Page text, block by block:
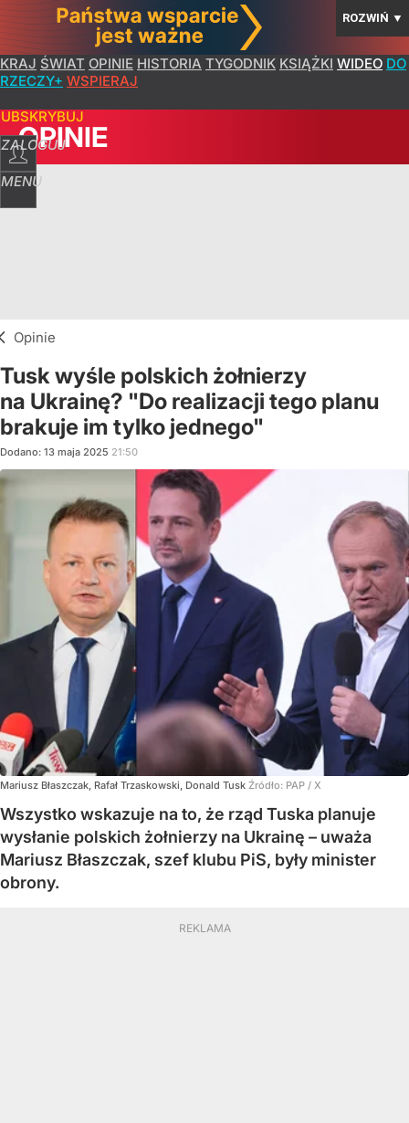
ROZWIŃ ▼
KRAJ ŚWIAT OPINIE HISTORIA TYGODNIK KSIĄŻKI WIDEO DO
RZECZY+ WSPIERAJ
ZALOGUJ
MENU
OPINIE
Opinie
Tusk wyśle polskich żołnierzy
na Ukrainę? "Do realizacji tego planu
brakuje im tylko jednego"
Dodano: 13 maja 2025 21:50
Mariusz Błaszczak, Rafał Trzaskowski, Donald Tusk Źródło: PAP / X
Wszystko wskazuje na to, że rząd Tuska planuje
wysłanie polskich żołnierzy na Ukrainę – uważa
Mariusz Błaszczak, szef klubu PiS, były minister
obrony.